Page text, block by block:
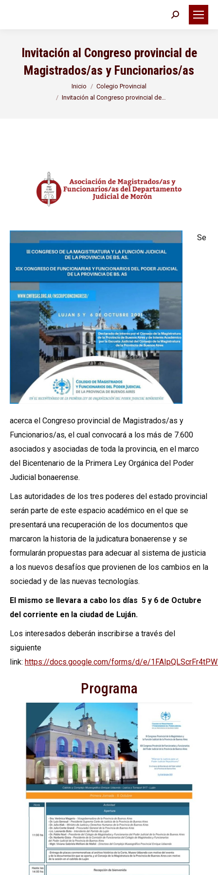
Buscar:
Invitación al Congreso provincial de
Magistrados/as y Funcionarios/as
Inicio
Colegio Provincial
Invitación al Congreso provincial de…
Se
acerca el Congreso provincial de Magistrados/as y
Funcionarios/as, el cual convocará a los más de 7.600
asociados y asociadas de toda la provincia, en el marco
del Bicentenario de la Primera Ley Orgánica del Poder
Judicial bonaerense.
Las autoridades de los tres poderes del estado provincial
serán parte de este espacio académico en el que se
presentará una recuperación de los documentos que
marcaron la historia de la judicatura bonaerense y se
formularán propuestas para adecuar al sistema de justicia
a los nuevos desafíos que provienen de los cambios en la
sociedad y de las nuevas tecnologías.
El mismo se llevara a cabo los días 5 y 6 de Octubre
del corriente en la ciudad de Luján.
Los interesados deberán inscribirse a través del
siguiente
link: https://docs.google.com/forms/d/e/
Programa